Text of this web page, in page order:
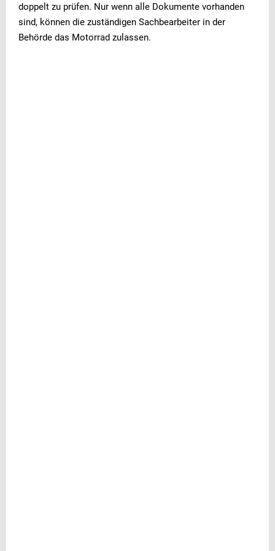
doppelt zu prüfen. Nur wenn alle Dokumente vorhanden
sind, können die zuständigen Sachbearbeiter in der
Behörde das Motorrad zulassen.